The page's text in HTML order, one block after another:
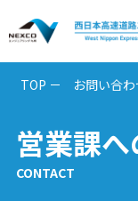
TOP
お問い合わ
営業課
CONTACT